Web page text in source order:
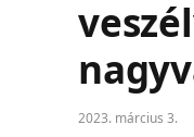
2023. március 3.